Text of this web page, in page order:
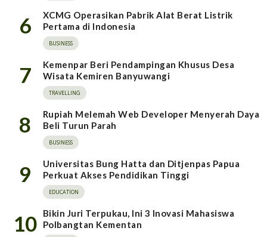
6
XCMG Operasikan Pabrik Alat Berat Listrik
Pertama di Indonesia
BUSINESS
7
Kemenpar Beri Pendampingan Khusus Desa
Wisata Kemiren Banyuwangi
TRAVELLING
8
Rupiah Melemah Web Developer Menyerah Daya
Beli Turun Parah
BUSINESS
9
Universitas Bung Hatta dan Ditjenpas Papua
Perkuat Akses Pendidikan Tinggi
EDUCATION
10
Bikin Juri Terpukau, Ini 3 Inovasi Mahasiswa
Polbangtan Kementan